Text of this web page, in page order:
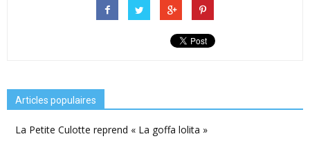
Articles populaires
La Petite Culotte reprend « La goffa lolita »